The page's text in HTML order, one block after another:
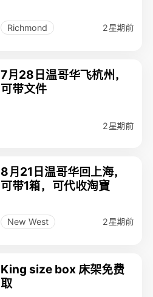
Richmond 2星期前
7月28日温哥华飞杭州，
可带文件
2星期前
8月21日温哥华回上海，
可带1箱，可代收淘寶
New West 2星期前
King size box 床架免费
取